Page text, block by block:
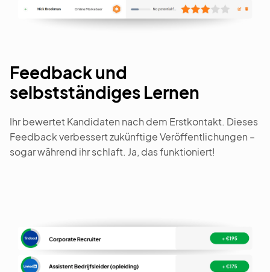
Feedback und
selbstständiges Lernen
Ihr bewertet Kandidaten nach dem Erstkontakt. Dieses
Feedback verbessert zukünftige Veröffentlichungen –
sogar während ihr schlaft. Ja, das funktioniert!